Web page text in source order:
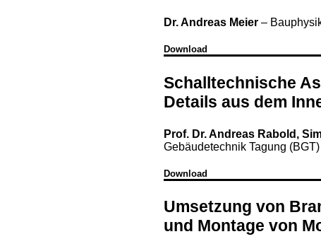
Dr. Andreas Meier –
Download
Schalltechnische
Details aus dem
Prof. Dr. Andreas Rabold,
Gebäudetechnik Tagung (BGT)
Download
Umsetzung von
und Montage von